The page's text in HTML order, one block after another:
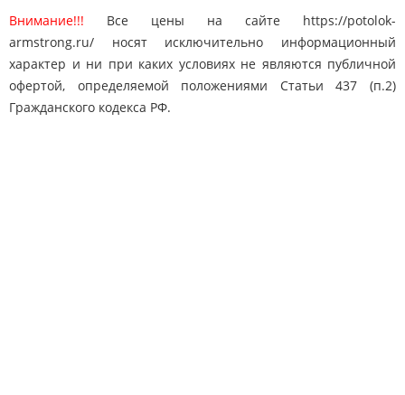
Внимание!!! Все цены на сайте https://potolok-
armstrong.ru/ носят исключительно информационный
характер и ни при каких условиях не являются публичной
офертой, определяемой положениями Статьи 437 (п.2)
Гражданского кодекса РФ.